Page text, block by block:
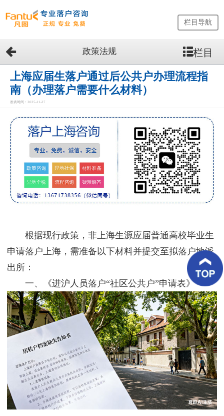
网
站
首
页
留
生
务
优
案
户
好
评
新
我
们
栏目导航
政策法规 栏目
上海应届生落户通过后公共户办理流程指
南（办理落户需要什么材料）
发表时间：2025-11-27
根据现行政策，非上海生源应届普通高校毕业生
申请落户上海，需准备以下材料并提交至拟落户地派
出所：
一、《进沪人员落户“社区公共户”申请表》